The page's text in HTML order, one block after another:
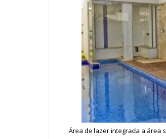
Área de lazer integrada a área